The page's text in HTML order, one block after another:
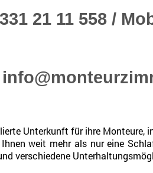
21 11 558 /
Unterkunft für ihre Monteure,
weit mehr als nur eine
verschiedene